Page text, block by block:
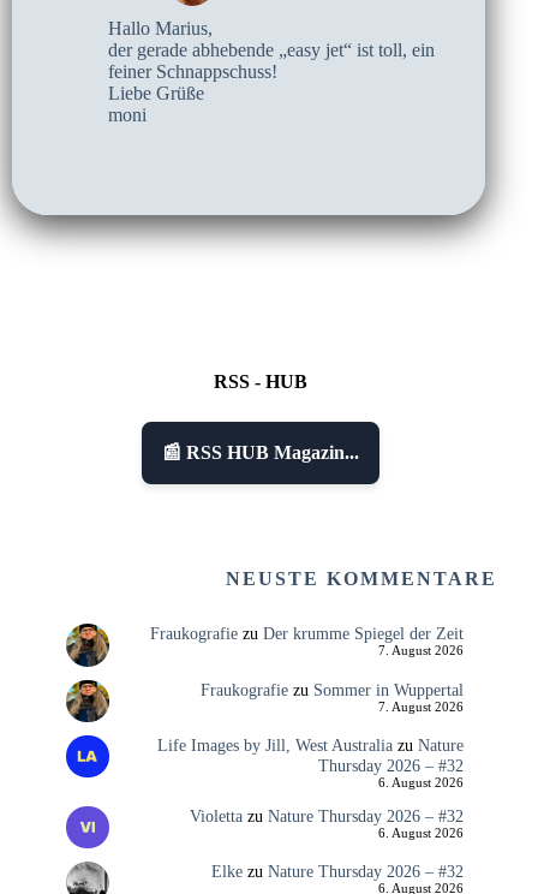
Hallo Marius,
der gerade abhebende „easy jet“ ist toll, ein
feiner Schnappschuss!
Liebe Grüße
moni
RSS - HUB
📰 RSS HUB Magazin...
NEUSTE KOMMENTARE
Fraukografiezu Der krumme Spiegel der Zeit
7. August 2026
Fraukografiezu Sommer in Wuppertal
7. August 2026
Life Images by Jill, West Australiazu Nature
Thursday 2026 – #32
6. August 2026
Violettazu Nature Thursday 2026 – #32
6. August 2026
Elkezu Nature Thursday 2026 – #32
6. August 2026